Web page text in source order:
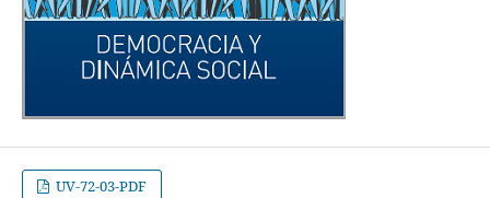
UV-72-03-PDF